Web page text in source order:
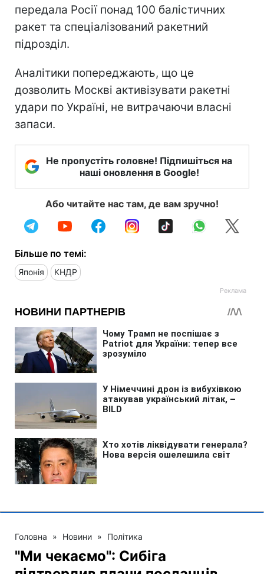
передала Росії понад 100 балістичних
ракет та спеціалізований ракетний
підрозділ.
Аналітики попереджають, що це
дозволить Москві активізувати ракетні
удари по Україні, не витрачаючи власні
запаси.
Не пропустіть головне! Підпишіться на
наші оновлення в Google!
Або читайте нас там, де вам зручно!
Більше по темі:
Японія КНДР
Головна » Новини » Політика
"Ми чекаємо": Сибіга